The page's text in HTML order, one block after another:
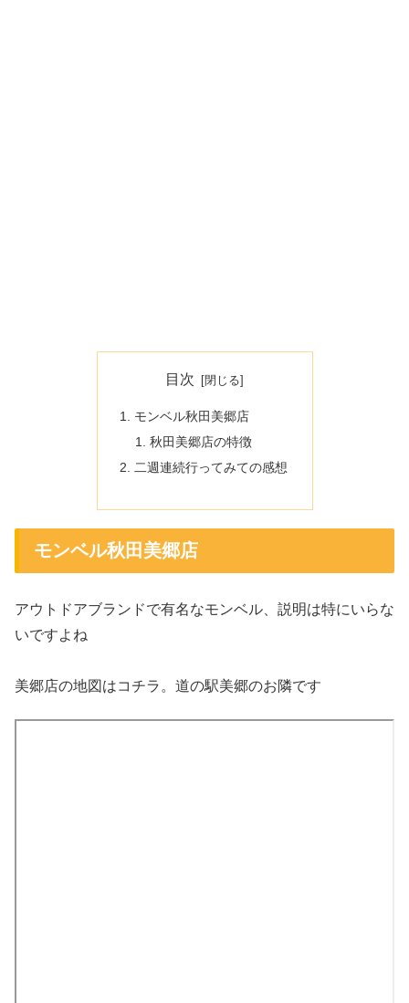
目次
モンベル秋田美郷店
秋田美郷店の特徴
二週連続行ってみての感想
モンベル秋田美郷店
アウトドアブランドで有名なモンベル、説明は特にいらな
いですよね
美郷店の地図はコチラ。道の駅美郷のお隣です